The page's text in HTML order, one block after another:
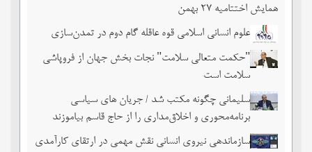
همایش اختتامیه ۲۷ بهمن
علوم انسانی اسلامی قوه عاقله گام دوم در تمدن‌سازی
"حکمت متعالی سلامت" نجات بخش جهان از فروپاشی
سلامت است
سلیمانی چگونه مکتب شد / جریان های سیاسی
برنامه‌محوری و اخلاق‌مداری را از حاج قاسم بیاموزند
سازماندهی نیروی انسانی نقش مهمی در ارتقای کارآمدی